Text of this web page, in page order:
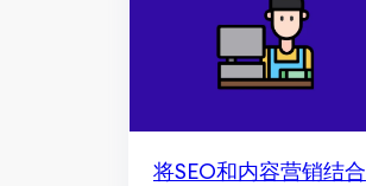
将SEO和内容营销结合